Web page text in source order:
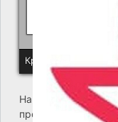
Политика КГУП
Краевое
На сайте возникла
проверьте